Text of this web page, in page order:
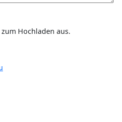
Hochladen aus.